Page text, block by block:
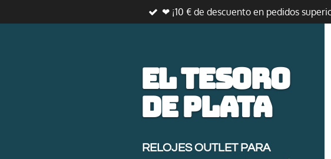
al
❤ ¡10 € de descuento en pedidos
El tesoro
deplata
RELOJES OUTLET PARA